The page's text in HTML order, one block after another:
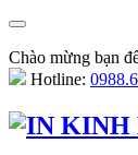
Chào mừng bạn
Hotline: